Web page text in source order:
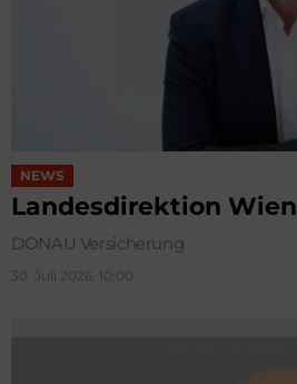
NEWS
Landesdirektion Wien
DONAU Versicherung
30. Juli 2026, 10:00